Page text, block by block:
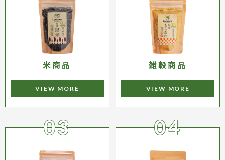
米商品
VIEW MORE
雑穀商品
VIEW MORE